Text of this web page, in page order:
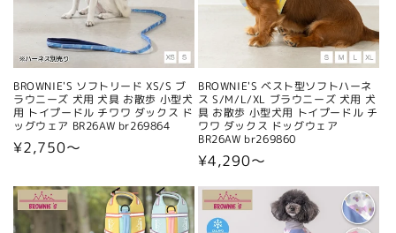
BROWNIE'S ソフトリード XS/S ブ
ラウニーズ 犬用 犬具 お散歩 小型犬
用 トイプードル チワワ ダックス ド
ッグウェア BR26AW br269864
通
価
格
¥2,750〜
BROWNIE'S ベスト型ソフトハーネ
ス S/M/L/XL ブラウニーズ 犬用 犬
具 お散歩 小型犬用 トイプードル チ
ワワ ダックス ドッグウェア
BR26AW br269860
通
常
価
格
¥4,290〜